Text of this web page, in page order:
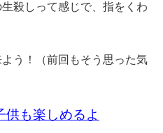
殺しって感じで、指をくわ
う！（前回もそう思った気
供も楽しめるよ